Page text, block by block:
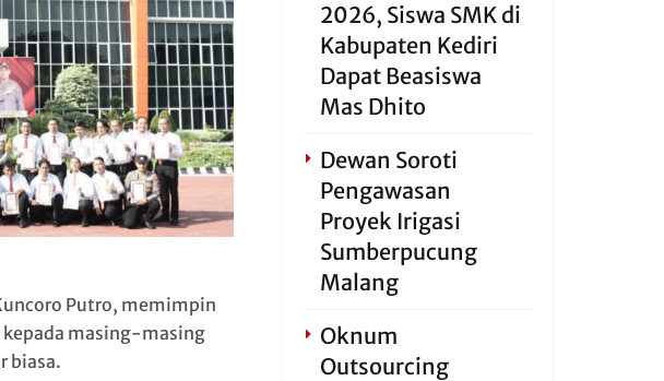
Putro, memimpin
masing-masing
biasa.
2026, Siswa SMK di
Kabupaten Kediri
Dapat Beasiswa
Mas Dhito
Dewan Soroti
Pengawasan
Proyek Irigasi
Sumberpucung
Malang
Oknum
Outsourcing